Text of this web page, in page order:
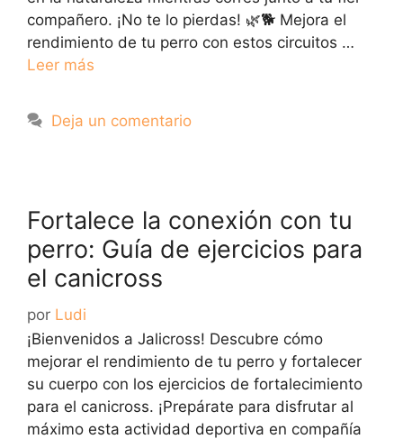
compañero. ¡No te lo pierdas! 🌿🐕 Mejora el
rendimiento de tu perro con estos circuitos …
Leer más
Deja un comentario
Fortalece la conexión con tu
perro: Guía de ejercicios para
el canicross
por Ludi
¡Bienvenidos a Jalicross! Descubre cómo
mejorar el rendimiento de tu perro y fortalecer
su cuerpo con los ejercicios de fortalecimiento
para el canicross. ¡Prepárate para disfrutar al
máximo esta actividad deportiva en compañía